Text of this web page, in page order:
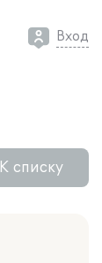
Вход
К списку